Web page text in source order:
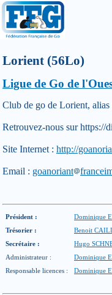
Lorient (56Lo)
Ligue de Go de
Club de go de Lorient,
Retrouvez-nous sur
Site Internet : http://
Email : goanoriant
Président :
Dominique
Trésorier :
Benoit
Secrétaire :
Hugo
Administrateur :
Dominique
Responsable licences :
Dominique